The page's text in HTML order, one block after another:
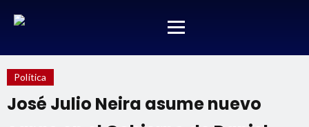
Política
José Julio Neira asume nuevo